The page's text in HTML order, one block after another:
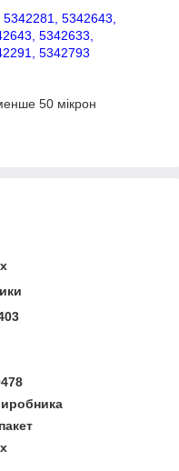
5342281 5342643
5342633
5342793
50 мікрон